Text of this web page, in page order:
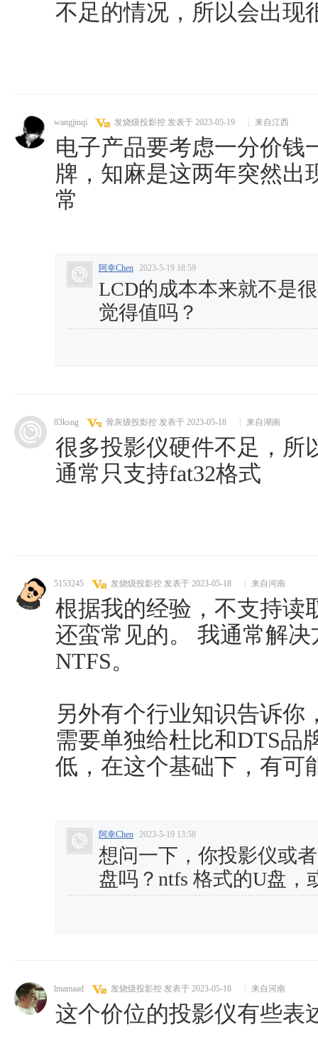
不足的情况，所以会出现
wangjinqi 发烧级投影控 发表于 2023-05-19 来自江西
电子产品要考虑一分价钱
牌，知麻是这两年突然出
常
阿幸Chen 2023-5-19 18:59
LCD的成本本来就不是
觉得值吗？
83ksng 骨灰级投影控 发表于 2023-05-18 来自湖南
很多投影仪硬件不足，所
通常只支持fat32格式
5153245 发烧级投影控 发表于 2023-05-18 来自河南
根据我的经验，不支持读
还蛮常见的。 我通常解
NTFS。
另外有个行业知识告诉你
需要单独给杜比和DTS品
低，在这个基础下，有可
阿幸Chen 2023-5-19 13:58
想问一下，你投影仪或
盘吗？ntfs 格式的U盘，
lmamaad 发烧级投影控 发表于 2023-05-18 来自河南
这个价位的投影仪有些表